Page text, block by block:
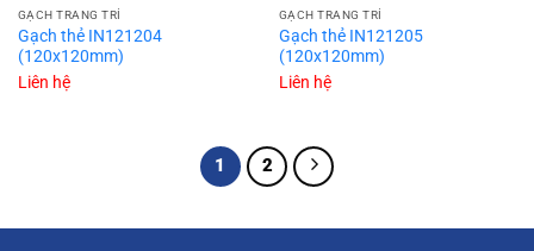
GẠCH TRANG TRÍ
Gạch thẻ IN121204
(120x120mm)
Liên hệ
GẠCH TRANG TRÍ
Gạch thẻ IN121205
(120x120mm)
Liên hệ
1 2